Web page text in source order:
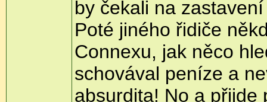
by čekali na
Poté jiného řidiče
Connexu, jak něco
schovával peníze a
absurdita! No a přijde